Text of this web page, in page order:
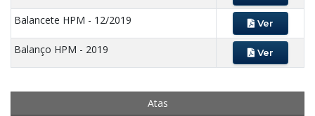
Balancete HPM - 12/2019 Ver
Balanço HPM - 2019 Ver
Atas